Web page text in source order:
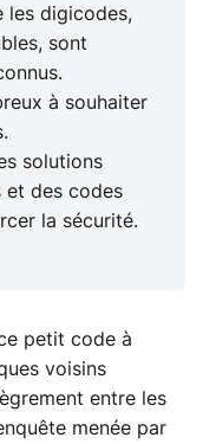
les digicodes,
sont
à souhaiter
solutions
et des codes
la sécurité.
petit code à
voisins
entre les
menée par